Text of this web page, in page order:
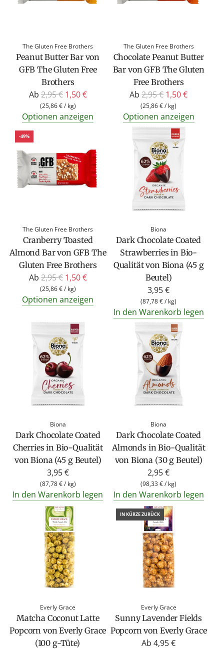
e
i
s
e
i
s
The Gluten Free Brothers
Peanut Butter Bar von
GFB The Gluten Free
Brothers
Ab R
e
g
ä
r
e
e
i
s
2,95 € 1,50 €
(25,86 €/ kg)
Optionen anzeigen
The Gluten Free Brothers
Chocolate Peanut Butter
Bar von GFB The Gluten
Free Brothers
Ab R
e
g
u
ä
r
e
r
P
i
s
2,95 € 1,50 €
(25,86 €/ kg)
Optionen anzeigen
-49%
The Gluten Free Brothers
Cranberry Toasted
Almond Bar von GFB The
Gluten Free Brothers
Ab R
e
g
r
e
P
r
s
2,95 € 1,50 €
(25,86 €/ kg)
Optionen anzeigen
Biona
Dark Chocolate Coated
Strawberries in Bio-
Qualität von Biona (45 g
Beutel)
3,95 €
(87,78 €/ kg)
In den Warenkorb legen
Biona
Dark Chocolate Coated
Cherries in Bio-Qualität
von Biona (45 g Beutel)
3,95 €
(87,78 €/ kg)
In den Warenkorb legen
Biona
Dark Chocolate Coated
Almonds in Bio-Qualität
von Biona (30 g Beutel)
2,95 €
(98,33 €/ kg)
In den Warenkorb legen
Everly Grace
Matcha Coconut Latte
Popcorn von Everly Grace
(100 g-Tüte)
IN KÜRZE ZURÜCK
Everly Grace
Sunny Lavender Fields
Popcorn von Everly Grace
Ab 4,95 €